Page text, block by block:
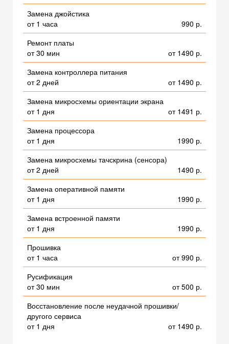
Замена джойстика
от 1 часа
990 р.
Ремонт платы
от 30 мин
от 1490 р.
Замена контроллера питания
от 2 дней
от 1490 р.
Замена микросхемы ориентации экрана
от 1 дня
от 1491 р.
Замена процессора
от 1 дня
1990 р.
Замена микросхемы тачскрина (сенсора)
от 2 дней
1490 р.
Замена оперативной памяти
от 1 дня
1990 р.
Замена встроенной памяти
от 1 дня
1990 р.
Прошивка
от 1 часа
от 990 р.
Русификация
от 30 мин
от 500 р.
Восстановление после неудачной прошивки/
другого сервиса
от 1 дня
от 1490 р.